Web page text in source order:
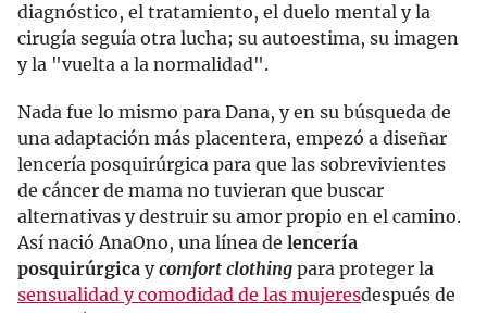
diagnóstico, el tratamiento, el duelo mental y la
cirugía seguía otra lucha; su autoestima, su imagen
y la "vuelta a la normalidad".
Nada fue lo mismo para Dana, y en su búsqueda de
una adaptación más placentera, empezó a diseñar
lencería posquirúrgica para que las sobrevivientes
de cáncer de mama no tuvieran que buscar
alternativas y destruir su amor propio en el camino.
Así nació AnaOno, una línea de lencería
posquirúrgica ycomfort clothing para proteger la
sensualidad y comodidad de las mujeresdespués de